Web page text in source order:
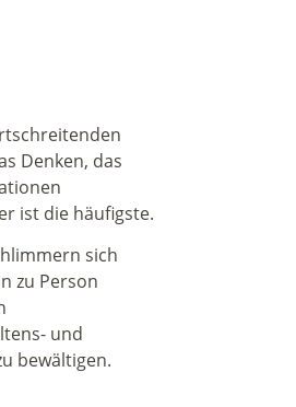
Denken, das
ist die häufigste.
sich
zu Person
und
bewältigen.